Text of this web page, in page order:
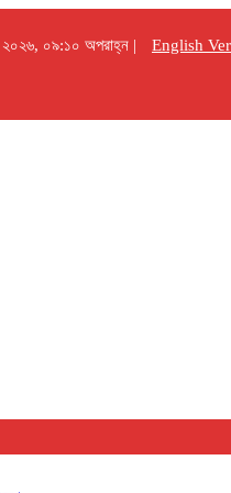
২০২৬, ০৯:১০ অপরাহ্ন | English